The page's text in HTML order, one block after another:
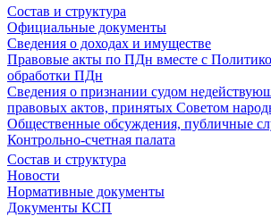
Состав и структура
Официальные документы
Сведения о доходах и имуществе
Правовые акты по ПДн вместе с
обработки ПДн
Сведения о признании судом
правовых актов, принятых Советом
Общественные обсуждения, публичные
Контрольно-счетная палата
Состав и структура
Новости
Нормативные документы
Документы КСП